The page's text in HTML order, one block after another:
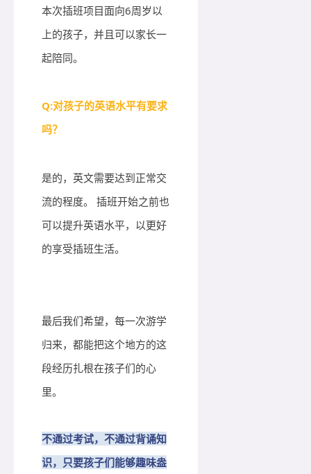
本次插班项目面向6周岁以
上的孩子，并且可以家长一
起陪同。
Q:对孩子的英语水平有要求
吗？
是的，英文需要达到正常交
流的程度。 插班开始之前也
可以提升英语水平，以更好
的享受插班生活。
最后我们希望，每一次游学
归来，都能把这个地方的这
段经历扎根在孩子们的心
里。
不通过考试，不通过背诵知
识，只要孩子们能够趣味盎